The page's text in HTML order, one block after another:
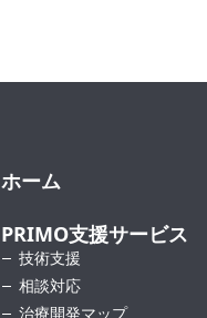
ホーム
PRIMO支援サービス
技術支援
相談対応
治療開発マップ